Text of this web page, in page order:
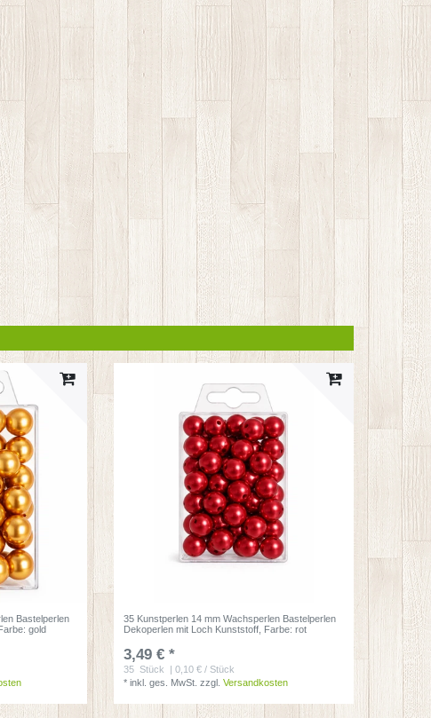
Bastelperlen
Farbe: gold
35 Kunstperlen 14 mm Wachsperlen Bastelperlen
Dekoperlen mit Loch Kunststoff , Farbe: rot
3,49 € *
35 Stück
| 0,10 € / Stück
*inkl. ges. MwSt. zzgl.Versandkosten